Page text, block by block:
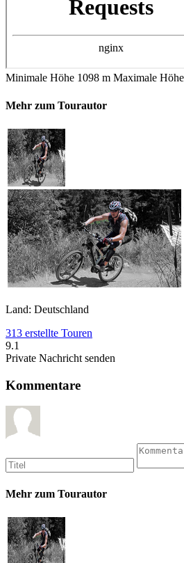
Minimale Höhe 1098 m Maximale Höhe
Mehr zum Tourautor
Land: Deutschland
313 erstellte Touren
9.1
Private Nachricht senden
Kommentare
Mehr zum Tourautor